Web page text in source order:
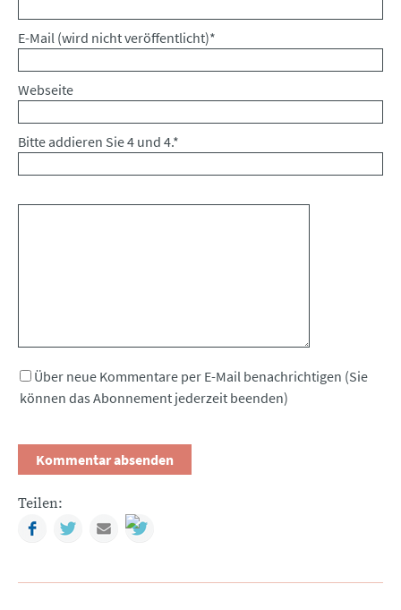
Pflichtfeld
E-Mail (wird nicht veröffentlicht)*
Webseite
Bitte addieren Sie 4 und 4.*
Über neue Kommentare per E-Mail benachrichtigen (Sie
können das Abonnement jederzeit beenden)
Teilen:
FacebookTwitterMail